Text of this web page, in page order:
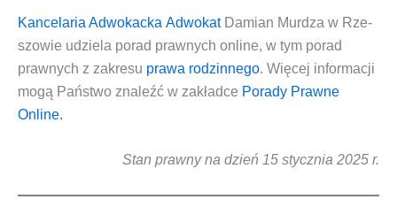
Kan­ce­la­ria Adwo­kac­ka Adwo­katDamian Mur­dza w Rze­
szo­wie udzie­la porad praw­nych onli­ne, w tym porad
praw­nych z zakre­su pra­wa rodzin­ne­go. Wię­cej infor­ma­cji
mogą Pań­stwo zna­leźć w zakład­ce Pora­dy Praw­ne
Online.
Stan praw­ny na dzień 15 stycz­nia 2025 r.